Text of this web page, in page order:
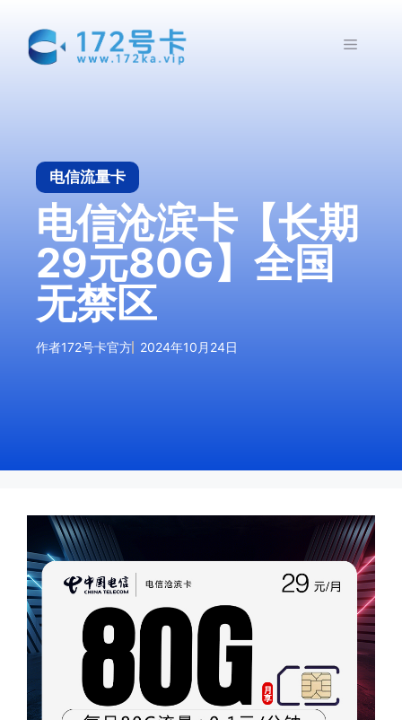
菜
电信流量卡
电信沧滨卡【长期
29元80G】全国
无禁区
作者172号卡官方 2024年10月24日